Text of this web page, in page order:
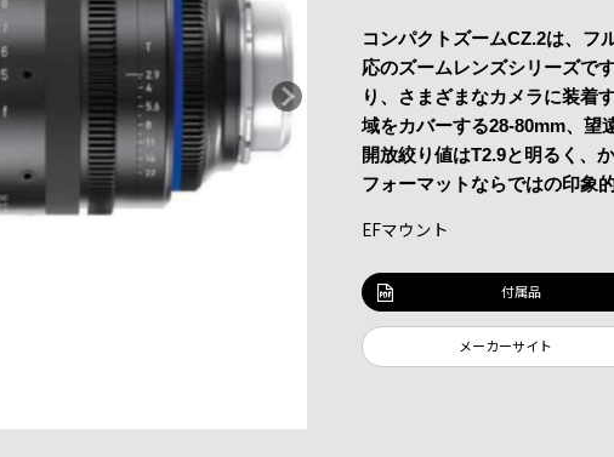
コンパクトズームCZ.2は、フ
応のズームレンズシリーズで
り、さまざまなカメラに装着
域をカバーする28-80mm、望
開放絞り値はT2.9と明るく、
フォーマットならではの印象
EFマウント
付属品
メーカーサイト